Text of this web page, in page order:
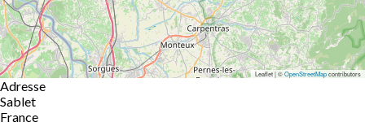
Leaflet | ©OpenStreetMapcontributors
Adresse
Sablet
France